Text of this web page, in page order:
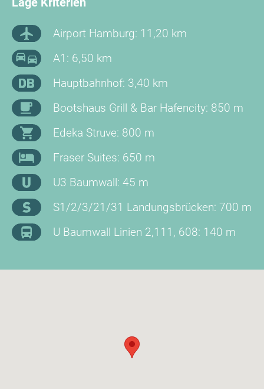
Airport Hamburg: 11,20 km
A1: 6,50 km
Hauptbahnhof: 3,40 km
Bootshaus Grill & Bar Hafencity: 850 m
Edeka Struve: 800 m
Fraser Suites: 650 m
U3 Baumwall: 45 m
S1/2/3/21/31 Landungsbrücken: 700 m
U Baumwall Linien 2,111, 608: 140 m